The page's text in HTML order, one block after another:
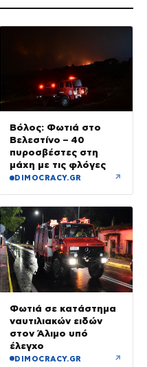
Βόλος: Φωτιά στο
Βελεστίνο – 40
πυροσβέστες στη
μάχη με τις φλόγες
DIMOCRACY.GR ↗
Φωτιά σε κατάστημα
ναυτιλιακών ειδών
στον Άλιμο υπό
έλεγχο
DIMOCRACY.GR ↗